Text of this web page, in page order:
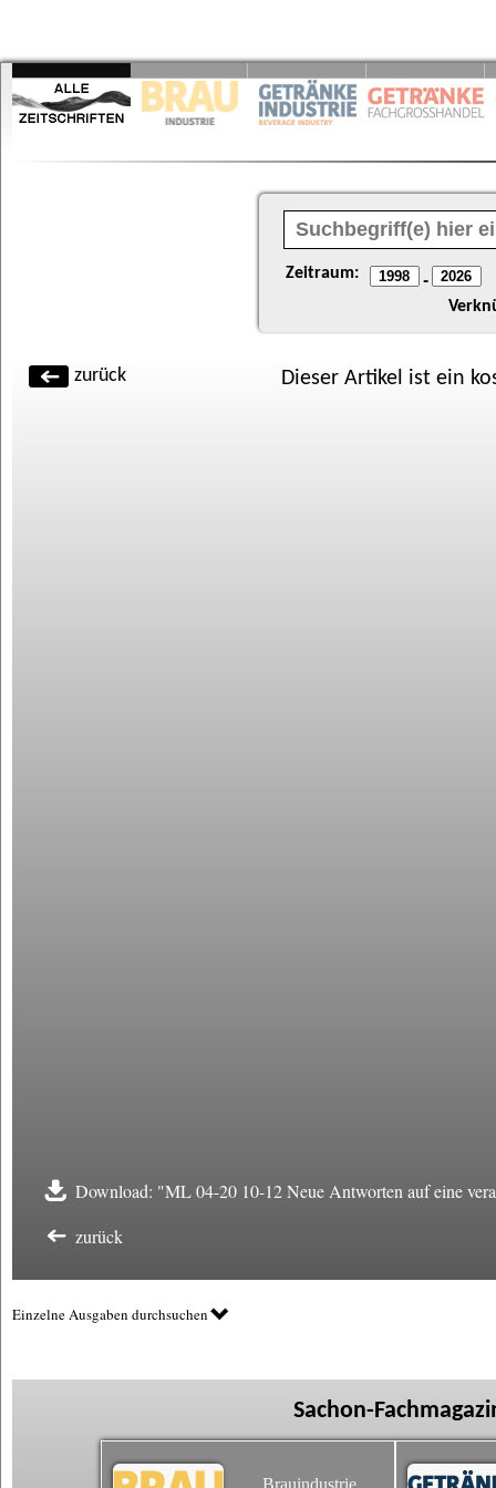
Zeitraum: -
zurück Dieser Artikel ist ein
Download: "ML 04-20 10-12 Neue Antworten auf eine
zurück
Einzelne Ausgaben durchsuchen
Sachon-
Brauindustrie